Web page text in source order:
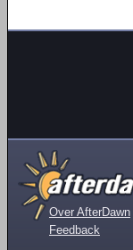
Over AfterDawn
Feedback